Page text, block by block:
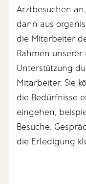
Arztbesuchen
dann aus
die Mitarbeiter
Rahmen
Unterstützung
Mitarbeiter. Sie
die Bedürfnisse
eingehen,
Besuche,
die Erledigung